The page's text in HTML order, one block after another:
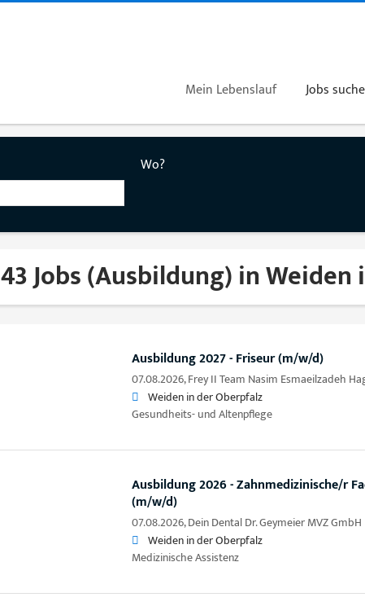
Mein Lebenslauf Jobs
Wo?
43 Jobs (Ausbildung) in
Ausbildung 2027 - Friseur (m/w/d)
07.08.2026,Frey II Team Nasim Esmaeilzadeh
Weiden in der Oberpfalz
Gesundheits- und Altenpflege
Ausbildung 2026 - Zahnmedizinische/r
(m/w/d)
07.08.2026,Dein Dental Dr. Geymeier MVZ GmbH
Weiden in der Oberpfalz
Medizinische Assistenz